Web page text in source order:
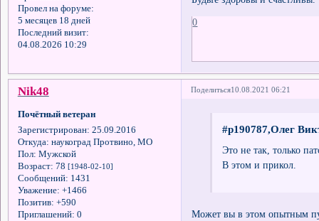
Провел на форуме:
5 месяцев 18 дней
Последний визит:
04.08.2026 10:29
0
Поделиться10.08.2021 06:21
Nik48
Почётный ветеран
Зарегистрирован: 25.09.2016
Откуда: наукоград Протвино, МО
Пол: Мужской
Возраст: 78 [1948-02-10]
Сообщений: 1431
Уважение: +1466
Позитив: +590
Приглашений: 0
#p190787,Олег
Это не так, только
В этом и прикол.
Может вы в этом опытным